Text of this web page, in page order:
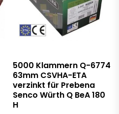
5000 Klammern Q-6774
63mm CSVHA-ETA
verzinkt für Prebena
Senco Würth Q BeA 180
H